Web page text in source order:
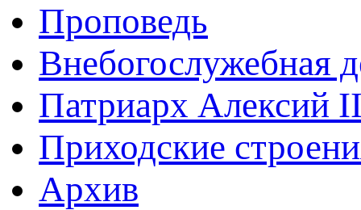
Проповедь
Внебогослужебная
Патриарх Алексий
Приходские
Архив